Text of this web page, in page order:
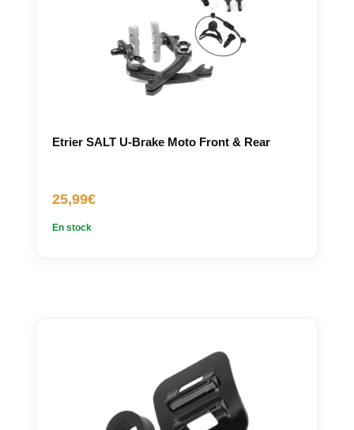
Etrier SALT U-Brake Moto Front & Rear
25,99€
En stock